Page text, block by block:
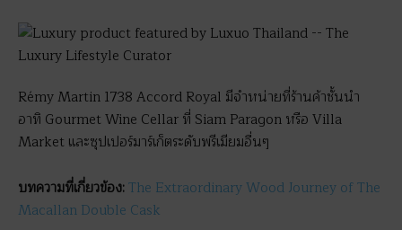
Rémy Martin 1738 Accord Royal มีจำหน่ายที่ร้านค้าชั้นนำ
อาทิ Gourmet Wine Cellar ที่ Siam Paragon หรือ Villa
Market และซุปเปอร์มาร์เก็ตระดับพรีเมียมอื่นๆ
บทความที่เกี่ยวข้อง:The Extraordinary Wood Journey of The
Macallan Double Cask